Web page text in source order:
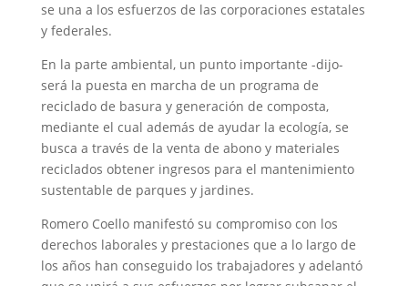
se una a los esfuerzos de las corporaciones estatales
y federales.
En la parte ambiental, un punto importante -dijo-
será la puesta en marcha de un programa de
reciclado de basura y generación de composta,
mediante el cual además de ayudar la ecología, se
busca a través de la venta de abono y materiales
reciclados obtener ingresos para el mantenimiento
sustentable de parques y jardines.
Romero Coello manifestó su compromiso con los
derechos laborales y prestaciones que a lo largo de
los años han conseguido los trabajadores y adelantó